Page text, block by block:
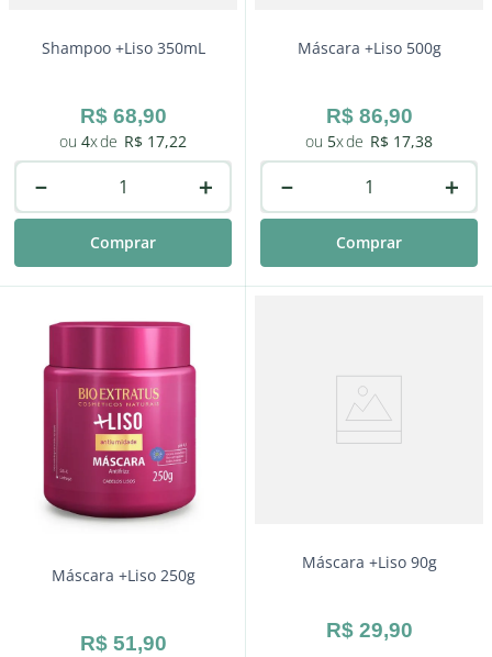
Shampoo +Liso 350mL
R$ 68,90
4 R$ 17,22
＋
－
Comprar
Máscara +Liso 500g
R$ 86,90
5 R$ 17,38
＋
－
Comprar
Máscara +Liso 250g
R$ 51,90
Máscara +Liso 90g
R$ 29,90